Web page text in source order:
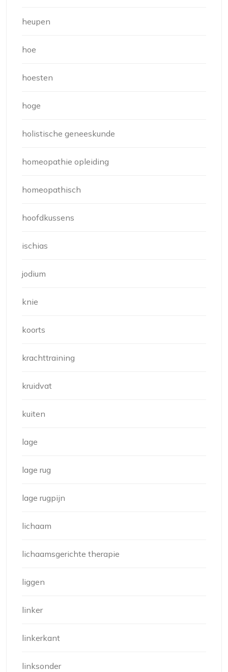
heupen
hoe
hoesten
hoge
holistische geneeskunde
homeopathie opleiding
homeopathisch
hoofdkussens
ischias
jodium
knie
koorts
krachttraining
kruidvat
kuiten
lage
lage rug
lage rugpijn
lichaam
lichaamsgerichte therapie
liggen
linker
linkerkant
linksonder